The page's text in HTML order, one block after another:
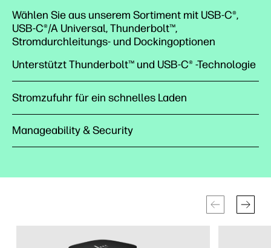
Wählen Sie aus unserem Sortiment mit USB-C®,
USB-C®/A Universal, Thunderbolt™,
Stromdurchleitungs- und Dockingoptionen
Unterstützt Thunderbolt™ und USB-C® -Technologie
Stromzufuhr für ein schnelles Laden
Manageability & Security